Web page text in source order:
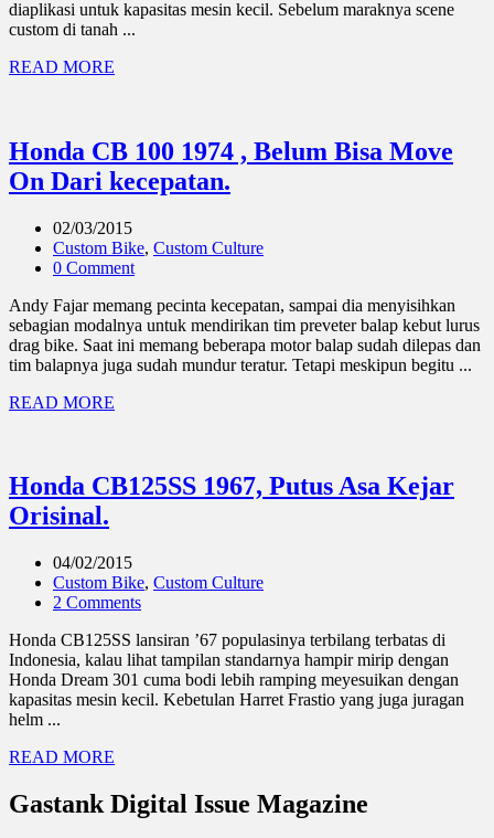
diaplikasi untuk kapasitas mesin kecil. Sebelum maraknya scene
custom di tanah ...
READ MORE
Honda CB 100 1974 , Belum Bisa Move
On Dari kecepatan.
02/03/2015
Custom Bike, Custom Culture
0 Comment
Andy Fajar memang pecinta kecepatan, sampai dia menyisihkan
sebagian modalnya untuk mendirikan tim preveter balap kebut lurus
drag bike. Saat ini memang beberapa motor balap sudah dilepas dan
tim balapnya juga sudah mundur teratur. Tetapi meskipun begitu ...
READ MORE
Honda CB125SS 1967, Putus Asa Kejar
Orisinal.
04/02/2015
Custom Bike, Custom Culture
2 Comments
Honda CB125SS lansiran ’67 populasinya terbilang terbatas di
Indonesia, kalau lihat tampilan standarnya hampir mirip dengan
Honda Dream 301 cuma bodi lebih ramping meyesuikan dengan
kapasitas mesin kecil. Kebetulan Harret Frastio yang juga juragan
helm ...
READ MORE
Gastank Digital Issue Magazine